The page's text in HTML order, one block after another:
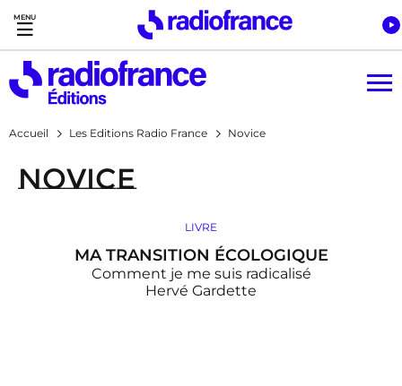
Accès direct :
Menu principal
Contenu
Accueil Les Editions Radio France Novice
Novice
LIVRE
MA TRANSITION ÉCOLOGIQUE
Comment je me suis radicalisé
Hervé Gardette